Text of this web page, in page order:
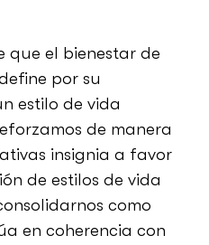
que el bienestar de
por su
estilo de vida
de manera
insignia a favor
de estilos de vida
como
en coherencia con